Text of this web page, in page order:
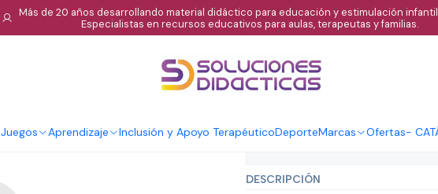
Juegos Aprendizaje Inclusión y Apoyo TerapéuticoDeporteMarcas Ofertas-
Más de 20 años desarrollando material didáctico para educación y estimulación
Especialistas en recursos educativos para aulas, terapeutas y familias.
|
Banda elastica
DESCRIPCIÓN